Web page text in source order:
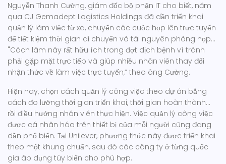
Nguyễn Thanh Cường, giám đốc bộ phận IT cho biết, năm
qua CJ Gemadept Logistics Holdings đã dần triển khai
quản lý làm việc từ xa, chuyển các cuộc họp lên trực tuyến
để tiết kiệm thời gian di chuyển và tài nguyên phòng họp…
"Cách làm này rất hữu ích trong đợt dịch bệnh vì tránh
phải gặp mặt trực tiếp và giúp nhiều nhân viên thay đổi
nhận thức về làm việc trực tuyến,” theo ông Cường.
Hiện nay, chọn cách quản lý công việc theo dự án bằng
cách đo lường thời gian triển khai, thời gian hoàn thành…
rồi điều hướng nhân viên thực hiện. Việc quản lý công việc
được cá nhân hóa trên thiết bị của mỗi người cũng đang
dần phổ biến. Tại Unilever, phương thức này được triển khai
theo một khung chuẩn, sau đó các công ty ở từng quốc
gia áp dụng tùy biến cho phù hợp.